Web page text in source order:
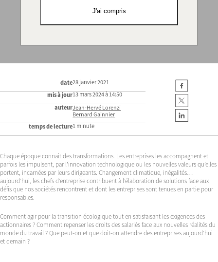
J'ai compris
date28 janvier 2021
mis à jour13 mars 2024 à 14:50
auteurJean-Hervé Lorenzi
Bernard Gainnier
temps de lecture1 minute
Chaque époque connait des transformations. Les entreprises les accompagnent et
parfois les impulsent, par l’innovation technologique ou les nouvelles valeurs qu’elles
portent, incarnées par leurs dirigeants. Changement climatique, inégalités…
aujourd’hui, les chefs d’entreprise contribuent à l’élaboration de solutions face aux
défis que nos sociétés rencontrent et dont les entreprises sont tenues en partie pour
responsables.
Comment agir pour la transition écologique tout en satisfaisant les exigences des
actionnaires ? Comment repenser les droits des salariés face aux nouvelles réalités du
monde du travail ? Que peut-on et que doit-on attendre des entreprises aujourd’hui
et demain ?